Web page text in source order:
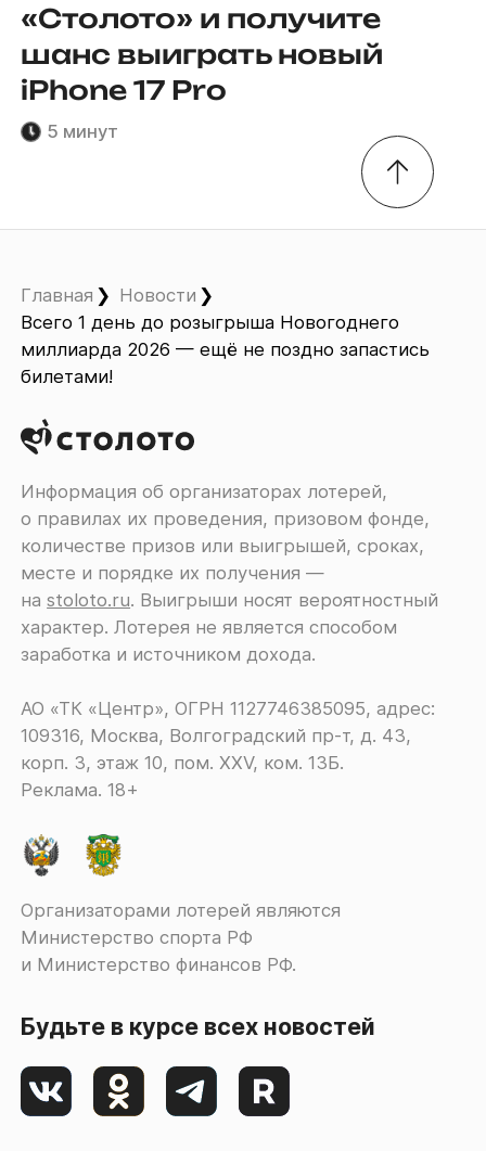
«Столото» и получите
шанс выиграть новый
iPhone 17 Pro
5 минут
Главная
Новости
Всего 1 день до розыгрыша Новогоднего
миллиарда 2026 — ещё не поздно запастись
билетами!
Информация об организаторах лотерей,
о правилах их проведения, призовом фонде,
количестве призов или выигрышей, сроках,
месте и порядке их получения ―
наstoloto.ru. Выигрыши носят вероятностный
характер. Лотерея не является способом
заработка и источником дохода.
АО «ТК «Центр», ОГРН 1127746385095, адрес:
109316, Москва, Волгоградский пр-т, д. 43,
корп. 3, этаж 10, пом. XXV, ком. 13Б.
Реклама. 18+
Организаторами лотерей являются
Министерство спорта РФ
и Министерство финансов РФ.
Будьте в курсе всех новостей